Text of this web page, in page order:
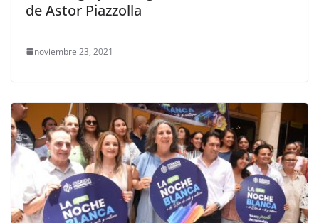
de Astor Piazzolla
noviembre 23, 2021